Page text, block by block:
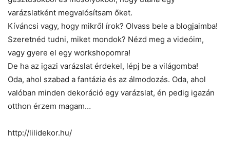
varázslatként megvalósítsam őket.
Kíváncsi vagy, hogy mikről írok? Olvass bele a blogjaimba!
Szeretnéd tudni, miket mondok? Nézd meg a videóim,
vagy gyere el egy workshopomra!
De ha az igazi varázslat érdekel, lépj be a világomba!
Oda, ahol szabad a fantázia és az álmodozás. Oda, ahol
valóban minden dekoráció egy varázslat, én pedig igazán
otthon érzem magam…
http://lilidekor.hu/